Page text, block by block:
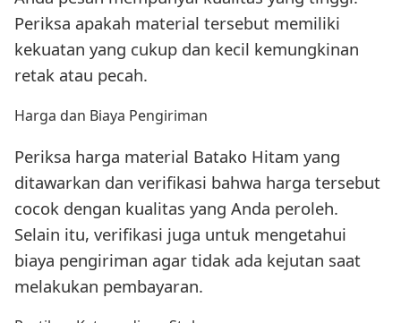
Periksa apakah material tersebut memiliki
kekuatan yang cukup dan kecil kemungkinan
retak atau pecah.
Harga dan Biaya Pengiriman
Periksa harga material Batako Hitam yang
ditawarkan dan verifikasi bahwa harga tersebut
cocok dengan kualitas yang Anda peroleh.
Selain itu, verifikasi juga untuk mengetahui
biaya pengiriman agar tidak ada kejutan saat
melakukan pembayaran.